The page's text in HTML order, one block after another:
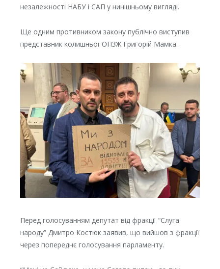
незалежності НАБУ і САП у нинішньому вигляді.
Ще одним противником закону публічно виступив
представник колишньої ОПЗЖ Григорій Мамка.
Перед голосуванням депутат від фракції “Слуга
народу” Дмитро Костюк заявив, що вийшов з фракції
через попереднє голосування парламенту.